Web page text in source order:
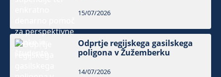
15/07/2026
Odprtje regijskega gasilskega
poligona v Žužemberku
14/07/2026